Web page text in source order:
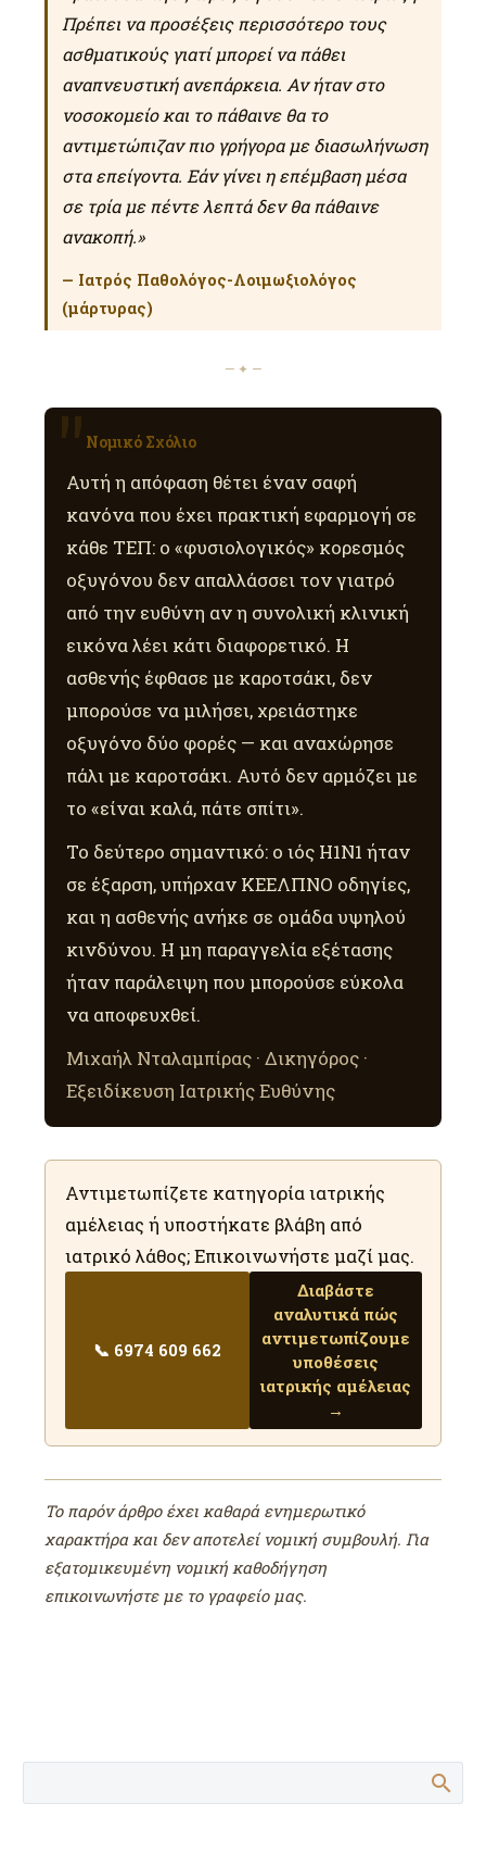
Πρέπει να προσέξεις περισσότερο τους
ασθματικούς γιατί μπορεί να πάθει
αναπνευστική ανεπάρκεια. Αν ήταν στο
νοσοκομείο και το πάθαινε θα το
αντιμετώπιζαν πιο γρήγορα με διασωλήνωση
στα επείγοντα. Εάν γίνει η επέμβαση μέσα
σε τρία με πέντε λεπτά δεν θα πάθαινε
ανακοπή.»
— Ιατρός Παθολόγος-Λοιμωξιολόγος
(μάρτυρας)
— ✦ —
Νομικό Σχόλιο
Αυτή η απόφαση θέτει έναν σαφή
κανόνα που έχει πρακτική εφαρμογή σε
κάθε ΤΕΠ: ο «φυσιολογικός» κορεσμός
οξυγόνου δεν απαλλάσσει τον γιατρό
από την ευθύνη αν η συνολική κλινική
εικόνα λέει κάτι διαφορετικό. Η
ασθενής έφθασε με καροτσάκι, δεν
μπορούσε να μιλήσει, χρειάστηκε
οξυγόνο δύο φορές — και αναχώρησε
πάλι με καροτσάκι. Αυτό δεν αρμόζει με
το «είναι καλά, πάτε σπίτι».
Το δεύτερο σημαντικό: ο ιός H1N1 ήταν
σε έξαρση, υπήρχαν ΚΕΕΛΠΝΟ οδηγίες,
και η ασθενής ανήκε σε ομάδα υψηλού
κινδύνου. Η μη παραγγελία εξέτασης
ήταν παράλειψη που μπορούσε εύκολα
να αποφευχθεί.
Μιχαήλ Νταλαμπίρας · Δικηγόρος ·
Εξειδίκευση Ιατρικής Ευθύνης
Αντιμετωπίζετε κατηγορία ιατρικής
αμέλειας ή υποστήκατε βλάβη από
ιατρικό λάθος; Επικοινωνήστε μαζί μας.
📞 6974 609 662
Διαβάστε
αναλυτικά πώς
αντιμετωπίζουμε
υποθέσεις
ιατρικής αμέλειας
→
Το παρόν άρθρο έχει καθαρά ενημερωτικό
χαρακτήρα και δεν αποτελεί νομική συμβουλή. Για
εξατομικευμένη νομική καθοδήγηση
επικοινωνήστε με το γραφείο μας.